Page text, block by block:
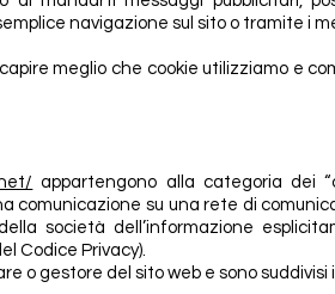
navigazione sul sito o tramite i
meglio che cookie utilizziamo e
appartengono alla categoria dei
comunicazione su una rete di
società dell’informazione
Codice Privacy).
o gestore del sito web e sono suddivisi